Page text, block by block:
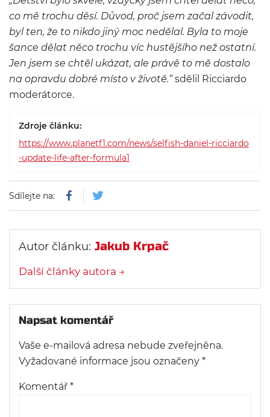
co mě trochu děsí. Důvod, proč jsem začal závodit,
byl ten, že to nikdo jiný moc nedělal. Byla to moje
šance dělat něco trochu víc hustějšího než ostatní.
Jen jsem se chtěl ukázat, ale právě to mě dostalo
na opravdu dobré místo v životě.“sdělil Ricciardo
moderátorce.
Zdroje článku:
https://www.planetf1.com/news/selfish-daniel-ricciardo
-update-life-after-formula1
Sdílejte na:
Autor článku: Jakub Krpač
Další články autora →
Napsat komentář
Vaše e-mailová adresa nebude zveřejněna.
Vyžadované informace jsou označeny *
Komentář *